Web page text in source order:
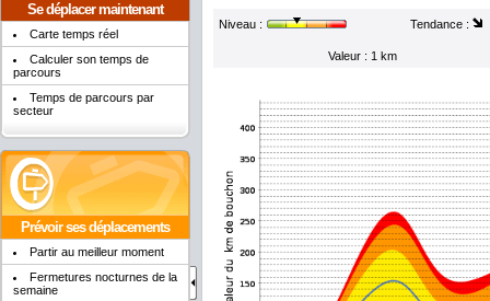
Se déplacer maintenant
Carte temps réel
Calculer son temps de
parcours
Temps de parcours par
secteur
Prévoir ses déplacements
Partir au meilleur moment
Fermetures nocturnes de la
semaine
Niveau : Tendance :
Valeur : 1 km